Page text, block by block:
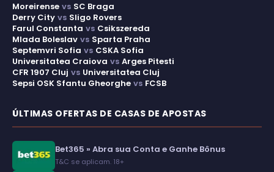
Moreirense vs SC Braga
Derry City vs Sligo Rovers
Farul Constanta vs Csikszereda
Mlada Boleslav vs Sparta Praha
Septemvri Sofia vs CSKA Sofia
Universitatea Craiova vs Arges Pitesti
CFR 1907 Cluj vs Universitatea Cluj
Sepsi OSK Sfantu Gheorghe vs FCSB
ÚLTIMAS OFERTAS DE CASAS DE APOSTAS
Bet365 » Abra sua Conta e Ganhe Bônus
T&C se aplicam. 18+